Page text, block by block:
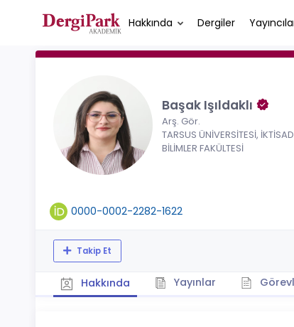
Hakkında Dergiler
Başak Işıldaklı
Arş. Gör.
TARSUS ÜNİVERSİTESİ,
BİLİMLER FAKÜLTESİ
0000-0002-2282-1622
Takip Et
Hakkında Yayınlar